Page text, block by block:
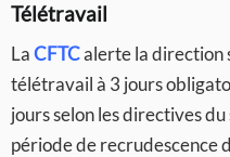
Télétravail
LaCFTCalerte la direction
télétravail à 3 jours
jours selon les directives
période de recrudescence